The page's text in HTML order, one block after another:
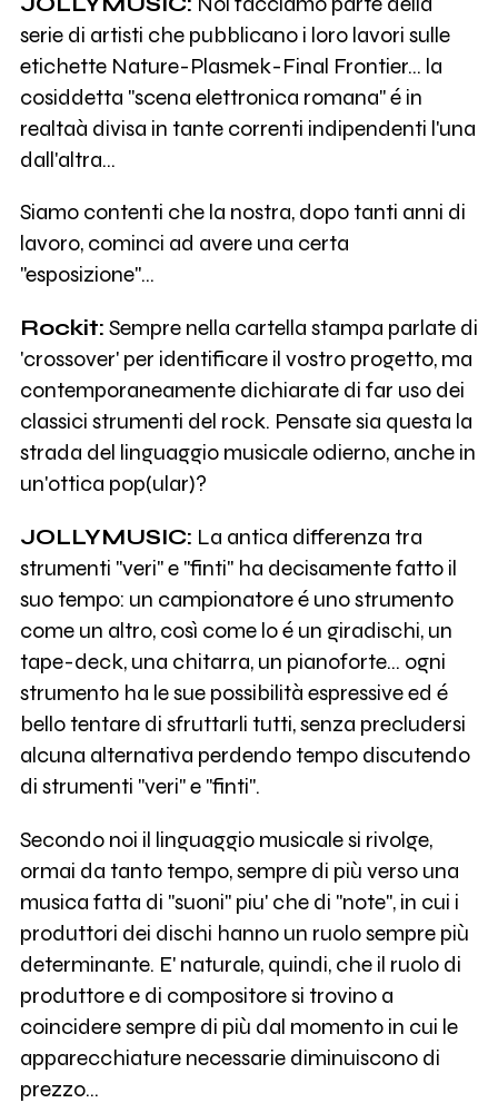
serie di artisti che pubblicano i loro lavori sulle
etichette Nature-Plasmek-Final Frontier... la
cosiddetta "scena elettronica romana" é in
realtaà divisa in tante correnti indipendenti l'una
dall'altra...
Siamo contenti che la nostra, dopo tanti anni di
lavoro, cominci ad avere una certa
"esposizione"...
Rockit: Sempre nella cartella stampa parlate di
'crossover' per identificare il vostro progetto, ma
contemporaneamente dichiarate di far uso dei
classici strumenti del rock. Pensate sia questa la
strada del linguaggio musicale odierno, anche in
un'ottica pop(ular)?
JOLLYMUSIC: La antica differenza tra
strumenti "veri" e "finti" ha decisamente fatto il
suo tempo: un campionatore é uno strumento
come un altro, così come lo é un giradischi, un
tape-deck, una chitarra, un pianoforte... ogni
strumento ha le sue possibilità espressive ed é
bello tentare di sfruttarli tutti, senza precludersi
alcuna alternativa perdendo tempo discutendo
di strumenti "veri" e "finti".
Secondo noi il linguaggio musicale si rivolge,
ormai da tanto tempo, sempre di più verso una
musica fatta di "suoni" piu' che di "note", in cui i
produttori dei dischi hanno un ruolo sempre più
determinante. E' naturale, quindi, che il ruolo di
produttore e di compositore si trovino a
coincidere sempre di più dal momento in cui le
apparecchiature necessarie diminuiscono di
prezzo...